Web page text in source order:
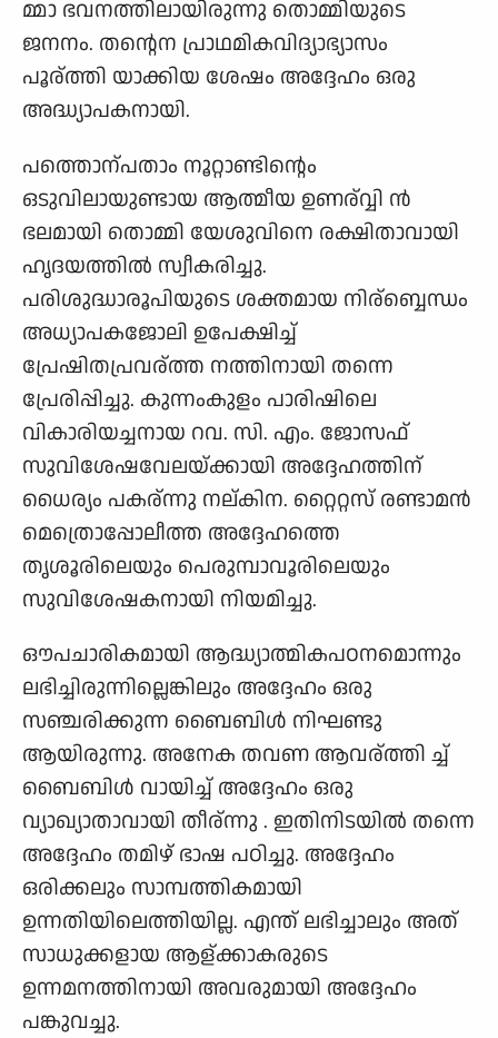
മ്മാ ഭവനത്തിലായിരുന്നു തൊമ്മിയുടെ
ജനനം. തന്റെന പ്രാഥമികവിദ്യാഭ്യാസം
പൂര്ത്തി യാക്കിയ ശേഷം അദ്ദേഹം ഒരു
അദ്ധ്യാപകനായി.
പത്തൊന്പ‍താം നൂറ്റാണ്ടിന്റെം
ഒടുവിലായുണ്ടായ ആത്മീയ ഉണര്വ്വി ന്‍
ഭലമായി തൊമ്മി യേശുവിനെ രക്ഷിതാവായി
ഹൃദയത്തില്‍ സ്വീകരിച്ചു.
പരിശുദ്ധാരൂപിയുടെ ശക്തമായ നിര്ബ്ബെന്ധം
അധ്യാപകജോലി ഉപേക്ഷിച്ച്
പ്രേഷിതപ്രവര്ത്ത നത്തിനായി തന്നെ
പ്രേരിപ്പിച്ചു. കുന്നംകുളം പാരിഷിലെ
വികാരിയച്ചനായ റവ. സി. എം. ജോസഫ്‌
സുവിശേഷവേലയ്ക്കായി അദ്ദേഹത്തിന്
ധൈര്യം പകര്ന്നു നല്കിന. റ്റൈറ്റസ് രണ്ടാമന്‍
മെത്രൊപ്പോലീത്ത അദ്ദേഹത്തെ
തൃശൂരിലെയും പെരുമ്പാവൂരിലെയും
സുവിശേഷകനായി നിയമിച്ചു.
ഔപചാരികമായി ആദ്ധ്യാത്മികപഠനമൊന്നും
ലഭിച്ചിരുന്നില്ലെങ്കിലും അദ്ദേഹം ഒരു
സഞ്ചരിക്കുന്ന ബൈബിള്‍ നിഘണ്ടു
ആയിരുന്നു. അനേക തവണ ആവര്ത്തി ച്ച്
ബൈബിള്‍ വായിച്ച് അദ്ദേഹം ഒരു
വ്യാഖ്യാതാവായി തീര്ന്നു . ഇതിനിടയില്‍ തന്നെ
അദ്ദേഹം തമിഴ്‌ ഭാഷ പഠിച്ചു. അദ്ദേഹം
ഒരിക്കലും സാമ്പത്തികമായി
ഉന്നതിയിലെത്തിയില്ല. എന്ത് ലഭിച്ചാലും അത്
സാധുക്കളായ ആള്ക്കാകരുടെ
ഉന്നമനത്തിനായി അവരുമായി അദ്ദേഹം
പങ്കുവച്ചു.